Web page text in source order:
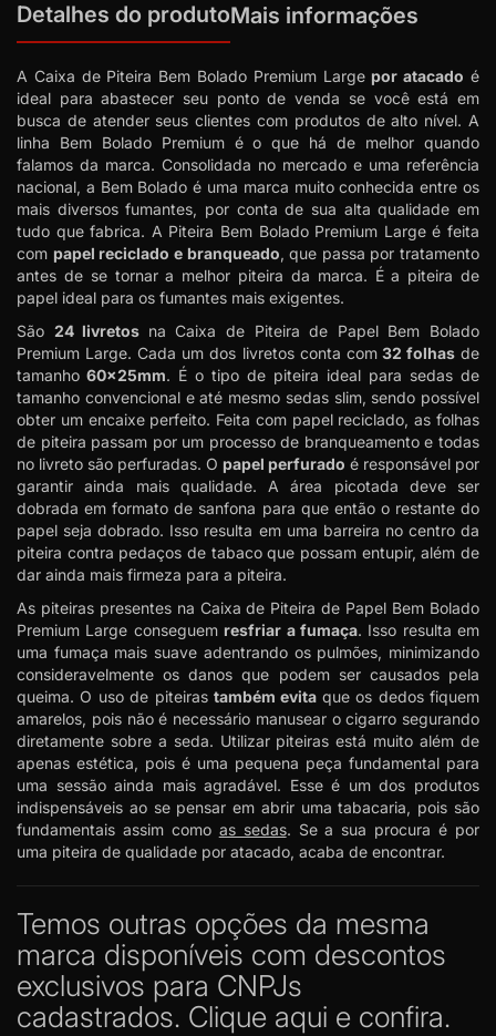
Detalhes do produtoMais informações
A Caixa de Piteira Bem Bolado Premium Large por atacado é
ideal para abastecer seu ponto de venda se você está em
busca de atender seus clientes com produtos de alto nível. A
linha Bem Bolado Premium é o que há de melhor quando
falamos da marca. Consolidada no mercado e uma referência
nacional, a Bem Bolado é uma marca muito conhecida entre os
mais diversos fumantes, por conta de sua alta qualidade em
tudo que fabrica. A Piteira Bem Bolado Premium Large é feita
com papel reciclado e branqueado, que passa por tratamento
antes de se tornar a melhor piteira da marca. É a piteira de
papel ideal para os fumantes mais exigentes.
São 24 livretos na Caixa de Piteira de Papel Bem Bolado
Premium Large. Cada um dos livretos conta com32 folhasde
tamanho 60x25mm. É o tipo de piteira ideal para sedas de
tamanho convencional e até mesmo sedas slim, sendo possível
obter um encaixe perfeito. Feita com papel reciclado, as folhas
de piteira passam por um processo de branqueamento e todas
no livreto são perfuradas. O papel perfurado é responsável por
garantir ainda mais qualidade. A área picotada deve ser
dobrada em formato de sanfona para que então o restante do
papel seja dobrado. Isso resulta em uma barreira no centro da
piteira contra pedaços de tabaco que possam entupir, além de
dar ainda mais firmeza para a piteira.
As piteiras presentes na Caixa de Piteira de Papel Bem Bolado
Premium Large conseguem resfriar a fumaça. Isso resulta em
uma fumaça mais suave adentrando os pulmões, minimizando
consideravelmente os danos que podem ser causados pela
queima. O uso de piteiras também evita que os dedos fiquem
amarelos, pois não é necessário manusear o cigarro segurando
diretamente sobre a seda. Utilizar piteiras está muito além de
apenas estética, pois é uma pequena peça fundamental para
uma sessão ainda mais agradável. Esse é um dos produtos
indispensáveis ao se pensar em abrir uma tabacaria, pois são
fundamentais assim como as sedas. Se a sua procura é por
uma piteira de qualidade por atacado, acaba de encontrar.
Temos outras opções da mesma
marca disponíveis com descontos
exclusivos para CNPJs
cadastrados. Clique aqui e confira.